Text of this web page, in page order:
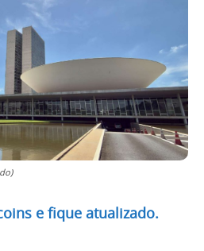
e fique atualizado.